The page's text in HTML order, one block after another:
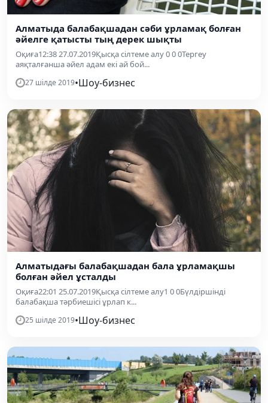
Алматыда балабақшадан сәби ұрламақ болған
әйелге қатысты тың дерек шықты
Оқиға12:38 27.07.2019Қысқа сілтеме алу 0 0 0Тергеу
аяқталғанша әйел адам екі ай бой...
27 шілде 2019•Шоу-бизнес
Алматыдағы балабақшадан бала ұрламақшы
болған әйел ұсталды
Оқиға22:01 25.07.2019Қысқа сілтеме алу1 0 0Бүлдіршінді
балабақша тәрбиешісі ұрлап к...
25 шілде 2019•Шоу-бизнес